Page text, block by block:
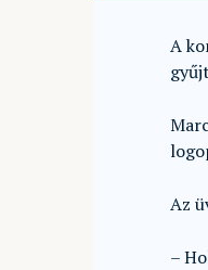
A
Az
–